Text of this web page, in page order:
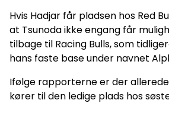
Hvis Hadjar får pladsen hos Red
at Tsunoda ikke engang får
tilbage til Racing Bulls, som
hans faste base under navnet
Ifølge rapporterne er der
kører til den ledige plads hos